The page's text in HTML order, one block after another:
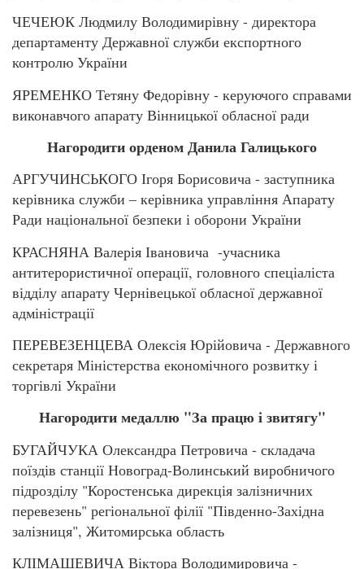
ЧЕЧЕЮК Людмилу Володимирівну - директора
департаменту Державної служби експортного
контролю України
ЯРЕМЕНКО Тетяну Федорівну - керуючого справами
виконавчого апарату Вінницької обласної ради
Нагородити орденом Данила Галицького
АРГУЧИНСЬКОГО Ігоря Борисовича - заступника
керівника служби – керівника управління Апарату
Ради національної безпеки і оборони України
КРАСНЯНА Валерія Івановича -учасника
антитерористичної операції, головного спеціаліста
відділу апарату Чернівецької обласної державної
адміністрації
ПЕРЕВЕЗЕНЦЕВА Олексія Юрійовича - Державного
секретаря Міністерства економічного розвитку і
торгівлі України
Нагородити медаллю "За працю і звитягу"
БУГАЙЧУКА Олександра Петровича - складача
поїздів станції Новоград-Волинський виробничого
підрозділу "Коростенська дирекція залізничних
перевезень" регіональної філії "Південно-Західна
залізниця", Житомирська область
КЛІМАШЕВИЧА Віктора Володимировича -